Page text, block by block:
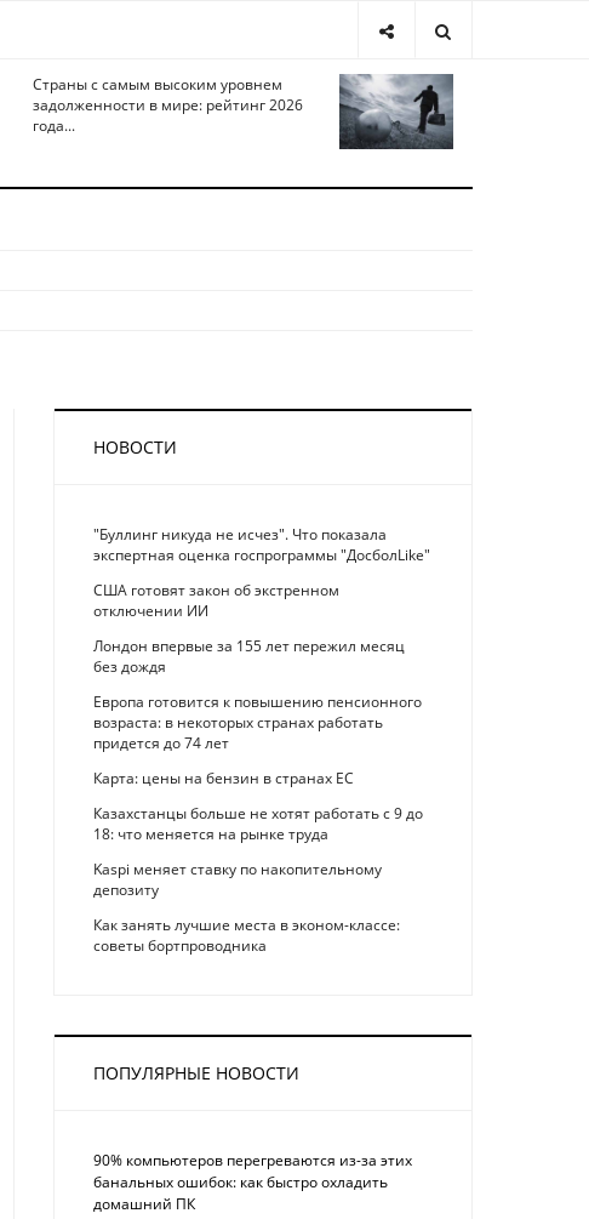
Страны с самым высоким уровнем
задолженности в мире: рейтинг 2026
года...
НОВОСТИ
"Буллинг никуда не исчез". Что показала
экспертная оценка госпрограммы "ДосболLike"
США готовят закон об экстренном
отключении ИИ
Лондон впервые за 155 лет пережил месяц
без дождя
Европа готовится к повышению пенсионного
возраста: в некоторых странах работать
придется до 74 лет
Карта: цены на бензин в странах ЕС
Казахстанцы больше не хотят работать с 9 до
18: что меняется на рынке труда
Kaspi меняет ставку по накопительному
депозиту
Как занять лучшие места в эконом-классе:
советы бортпроводника
ПОПУЛЯРНЫЕ НОВОСТИ
90% компьютеров перегреваются из-за этих
банальных ошибок: как быстро охладить
домашний ПК